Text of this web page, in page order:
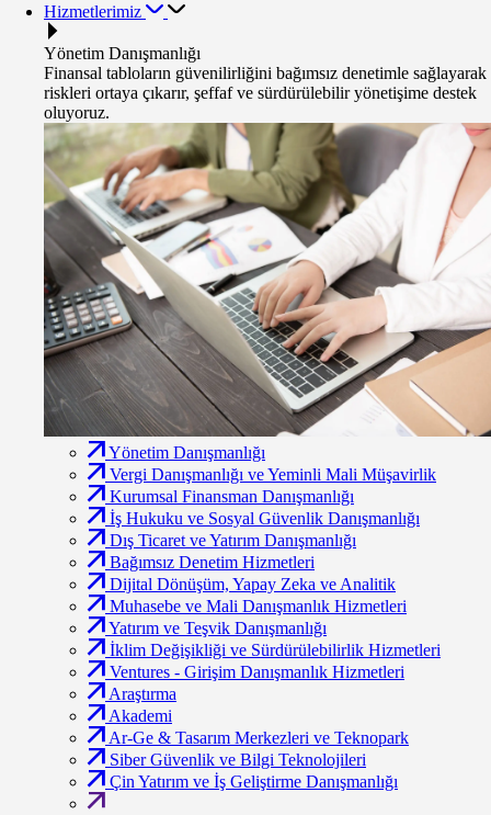
Hizmetlerimiz
Yönetim Danışmanlığı
Finansal tabloların güvenilirliğini bağımsız denetimle sağlayarak
riskleri ortaya çıkarır, şeffaf ve sürdürülebilir yönetişime destek
oluyoruz.
Yönetim Danışmanlığı
Vergi Danışmanlığı ve Yeminli Mali Müşavirlik
Kurumsal Finansman Danışmanlığı
İş Hukuku ve Sosyal Güvenlik Danışmanlığı
Dış Ticaret ve Yatırım Danışmanlığı
Bağımsız Denetim Hizmetleri
Dijital Dönüşüm, Yapay Zeka ve Analitik
Muhasebe ve Mali Danışmanlık Hizmetleri
Yatırım ve Teşvik Danışmanlığı
İklim Değişikliği ve Sürdürülebilirlik Hizmetleri
Ventures - Girişim Danışmanlık Hizmetleri
Araştırma
Akademi
Ar-Ge & Tasarım Merkezleri ve Teknopark
Siber Güvenlik ve Bilgi Teknolojileri
Çin Yatırım ve İş Geliştirme Danışmanlığı